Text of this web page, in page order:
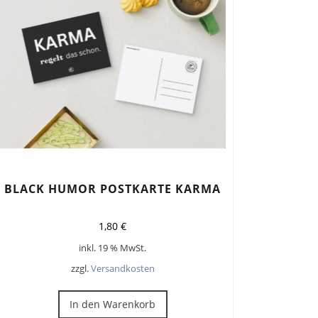
BLACK HUMOR POSTKARTE KARMA
1,80€
inkl. 19 % MwSt.
zzgl.Versandkosten
In den Warenkorb